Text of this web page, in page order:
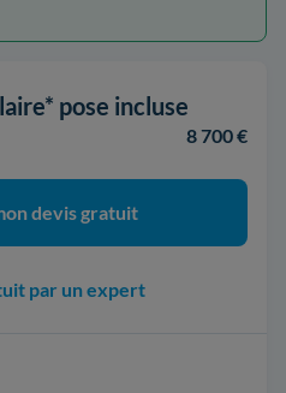
pose incluse
8 700 €
devis gratuit
par un expert